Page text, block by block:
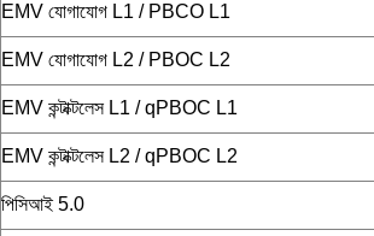
EMV যোগাযোগ L1 / PBCO L1
EMV যোগাযোগ L2 / PBOC L2
EMV কন্টাক্টলেস L1 / qPBOC L1
EMV কন্টাক্টলেস L2 / qPBOC L2
পিসিআই 5.0